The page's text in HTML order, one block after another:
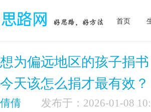
首页
想为偏远地区的孩子捐
今天该怎么捐才最有效？
倩倩 发布于：2026-01-